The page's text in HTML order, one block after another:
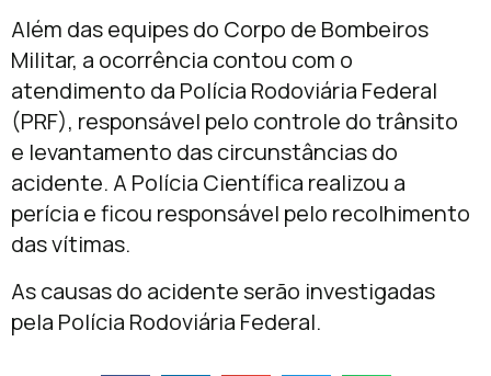
Além das equipes do Corpo de Bombeiros
Militar, a ocorrência contou com o
atendimento da Polícia Rodoviária Federal
(PRF), responsável pelo controle do trânsito
e levantamento das circunstâncias do
acidente. A Polícia Científica realizou a
perícia e ficou responsável pelo recolhimento
das vítimas.
As causas do acidente serão investigadas
pela Polícia Rodoviária Federal.